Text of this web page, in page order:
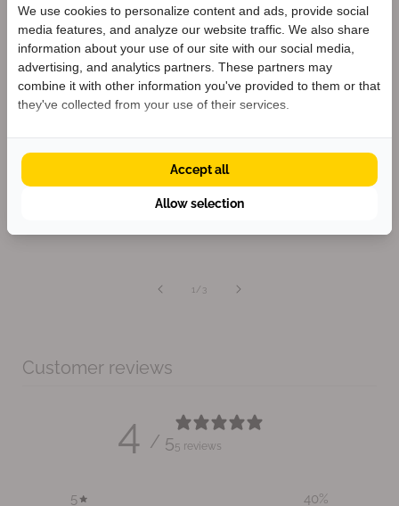
Planet
We envision a shoe industry that has a positive impact
on lives without having a negative impact on the
1 /van
3
Customer reviews
4 / 55 reviews
5 40%
We use cookies to personalize content and ads, provide social
media features, and analyze our website traffic. We also share
information about your use of our site with our social media,
advertising, and analytics partners. These partners may
combine it with other information you've provided to them or that
they've collected from your use of their services.
Allow selection
Accept all
Welkom bij KEEN
Ontvang 5% kortingop je eerste bestelling
én blijf op de hoogte van nieuwe collecties.
Krijg 5% korting